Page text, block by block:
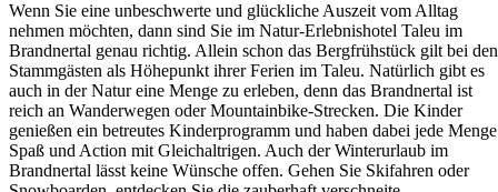
Wenn Sie eine unbeschwerte und glückliche Auszeit vom Alltag
nehmen möchten, dann sind Sie im Natur-Erlebnishotel Taleu im
Brandnertal genau richtig. Allein schon das Bergfrühstück gilt bei den
Stammgästen als Höhepunkt ihrer Ferien im Taleu. Natürlich gibt es
auch in der Natur eine Menge zu erleben, denn das Brandnertal ist
reich an Wanderwegen oder Mountainbike-Strecken. Die Kinder
genießen ein betreutes Kinderprogramm und haben dabei jede Menge
Spaß und Action mit Gleichaltrigen. Auch der Winterurlaub im
Brandnertal lässt keine Wünsche offen. Gehen Sie Skifahren oder